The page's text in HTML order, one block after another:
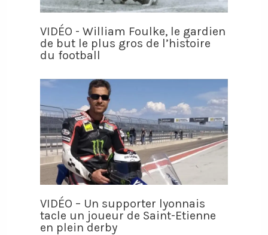
VIDÉO - William Foulke, le gardien
de but le plus gros de l’histoire
du football
VIDÉO – Un supporter lyonnais
tacle un joueur de Saint-Etienne
en plein derby